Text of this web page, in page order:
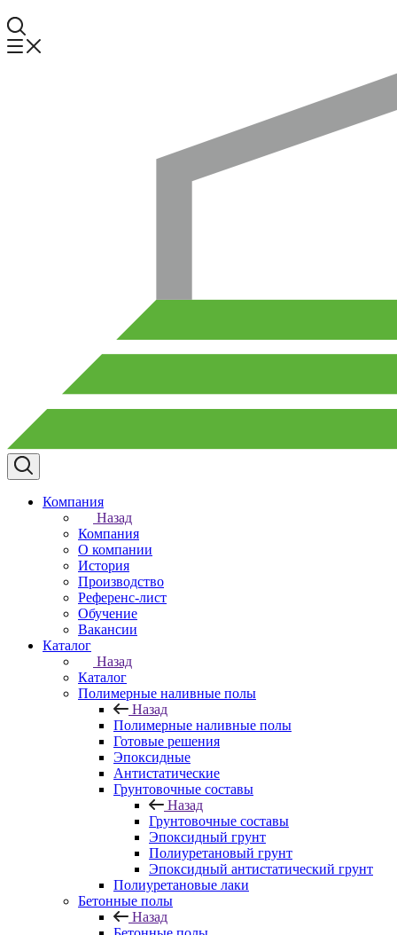
Компания
Назад
Компания
О компании
История
Производство
Референс-лист
Обучение
Вакансии
Каталог
Назад
Каталог
Полимерные наливные полы
Назад
Полимерные наливные полы
Готовые решения
Эпоксидные
Антистатические
Грунтовочные составы
Назад
Грунтовочные составы
Эпоксидный грунт
Полиуретановый грунт
Эпоксидный антистатический грунт
Полиуретановые лаки
Бетонные полы
Назад